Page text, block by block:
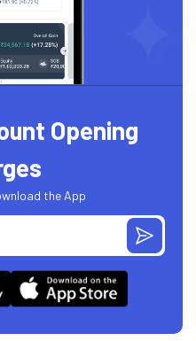
Opening
the App